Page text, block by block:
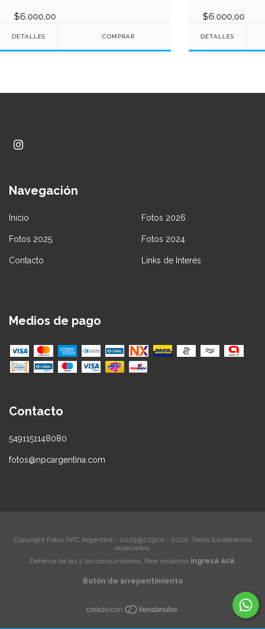
$6.000,00
DETALLES
$6.000,00
DETALLES
Navegación
Inicio Fotos 2026
Fotos 2025 Fotos 2024
Contacto Links de Interés
Medios de pago
Contacto
5491151148080
fotos@npcargentina.com
Copyright Fotos NPC Argentina - 20293922900 - 2026. Todos los derechos
reservados.
Defensa de las y los consumidores. Para reclamos ingresá acá.
Botón de arrepentimiento